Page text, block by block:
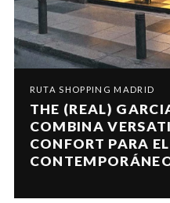
RUTA SHOPPING MADRID
THE (REAL)
COMBINA
CONFORT PARA